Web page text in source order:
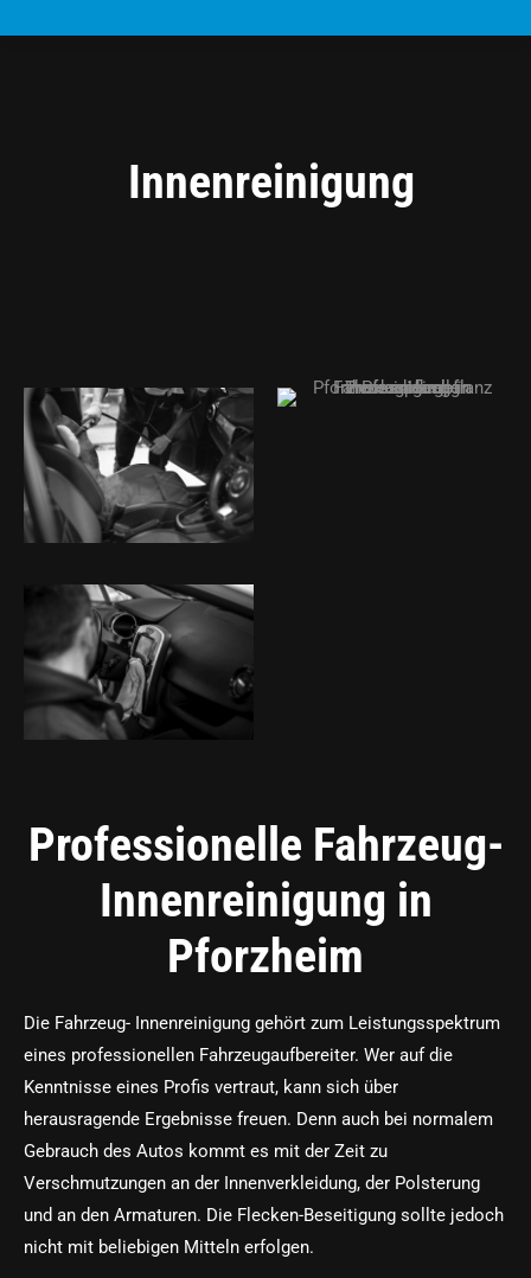
Innenreinigung
Professionelle Fahrzeug-
Innenreinigung in
Pforzheim
Die Fahrzeug- Innenreinigung gehört zum Leistungsspektrum
eines professionellen Fahrzeugaufbereiter. Wer auf die
Kenntnisse eines Profis vertraut, kann sich über
herausragende Ergebnisse freuen. Denn auch bei normalem
Gebrauch des Autos kommt es mit der Zeit zu
Verschmutzungen an der Innenverkleidung, der Polsterung
und an den Armaturen. Die Flecken-Beseitigung sollte jedoch
nicht mit beliebigen Mitteln erfolgen.